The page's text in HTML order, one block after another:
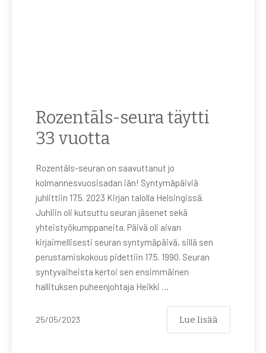
Rozentāls-seura täytti
33 vuotta
Rozentāls-seuran on saavuttanut jo
kolmannesvuosisadan iän! Syntymäpäiviä
juhlittiin 17.5. 2023 Kirjan talolla Helsingissä.
Juhliin oli kutsuttu seuran jäsenet sekä
yhteistyökumppaneita. Päivä oli aivan
kirjaimellisesti seuran syntymäpäivä, sillä sen
perustamiskokous pidettiin 17.5. 1990. Seuran
syntyvaiheista kertoi sen ensimmäinen
hallituksen puheenjohtaja Heikki …
25/05/2023 Lue lisää